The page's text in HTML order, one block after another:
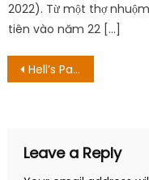
2022). Từ một thợ
tiên vào năm 22 […]
Post
Hell’s Paradise: Jigokuraku Anime Premiere: Everything To Know
Leave a Reply